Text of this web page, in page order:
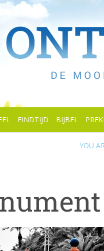
EINDTIJD BIJBEL
YOU